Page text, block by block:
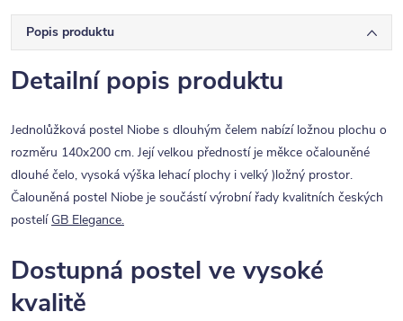
Popis produktu
Detailní popis produktu
Jednolůžková postel Niobe s dlouhým čelem nabízí ložnou plochu o
rozměru 140x200 cm. Její velkou předností je měkce očalouněné
dlouhé čelo, vysoká výška lehací plochy i velký )ložný prostor.
Čalouněná postel Niobe je součástí výrobní řady kvalitních českých
postelí GB Elegance.
Dostupná postel ve vysoké
kvalitě